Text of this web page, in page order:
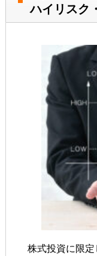
ハイリスク
株式投資に限定